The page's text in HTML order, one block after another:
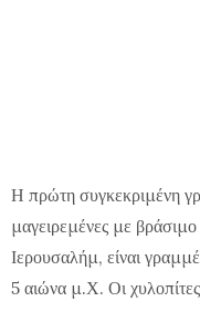
Η πρώτη συγκεκριμένη
μαγειρεμένες με
Ιερουσαλήμ, είναι
5 αιώνα μ.Χ. Οι